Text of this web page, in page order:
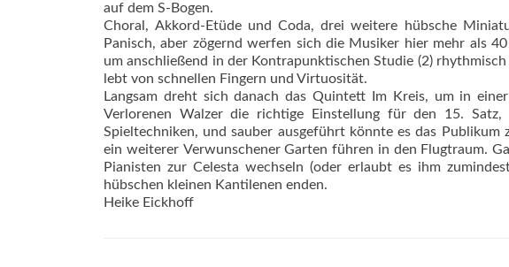
auf dem S-Bogen.
Choral, Akkord-Etüde und Coda, drei weitere hübsche
Panisch, aber zögernd werfen sich die Musiker hier mehr als
um anschließend in der Kontrapunktischen Studie (2)
lebt von schnellen Fingern und Virtuosität.
Langsam dreht sich danach das Quintett Im Kreis, um in
Verlorenen Walzer die richtige Einstellung für den 15.
Spieltechniken, und sauber ausgeführt könnte es das Publikum
ein weiterer Verwunschener Garten führen in den
Pianisten zur Celesta wechseln (oder erlaubt es ihm
hübschen kleinen Kantilenen enden.
Heike Eickhoff